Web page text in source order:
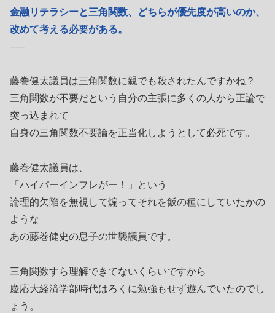
金融リテラシーと三角関数、どちらが優先度が高いのか、
改めて考える必要がある。
—–
藤巻健太議員は三角関数に親でも殺されたんですかね？
三角関数が不要だという自分の主張に多くの人から正論で
突っ込まれて
自身の三角関数不要論を正当化しようとして必死です。
藤巻健太議員は、
「ハイパーインフレがー！」という
論理的欠陥を無視して煽ってそれを飯の種にしていたかの
ような
あの藤巻健史の息子の世襲議員です。
三角関数すら理解できてないくらいですから
慶応大経済学部時代はろくに勉強もせず遊んでいたのでし
ょう。